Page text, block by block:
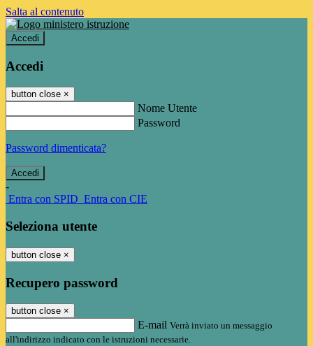
Salta al contenuto
Accedi
Accedi
button close ×
Nome Utente
Password
Password dimenticata?
-
Entra con SPID Entra con CIE
Seleziona utente
button close ×
Recupero password
button close ×
E-mail Verrà inviato un messaggio
all'indirizzo indicato con le istruzioni necessarie.